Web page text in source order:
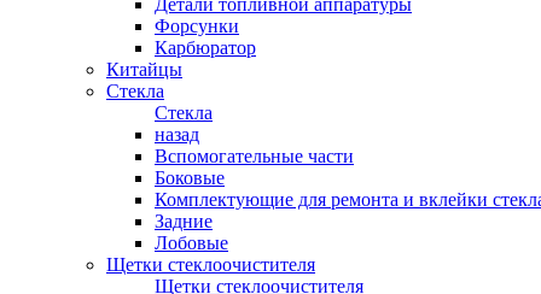
Детали топливной аппаратуры
Форсунки
Карбюратор
Китайцы
Стекла
Стекла
назад
Вспомогательные части
Боковые
Комплектующие для ремонта и вклейки
Задние
Лобовые
Щетки стеклоочистителя
Щетки стеклоочистителя